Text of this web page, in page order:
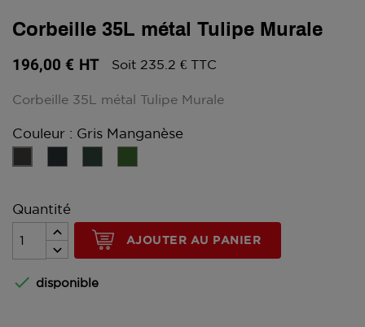
Corbeille 35L métal Tulipe Murale
196,00 € HT Soit 235.2 € TTC
Corbeille 35L métal Tulipe Murale
Couleur : Gris Manganèse
Anthracite
mousseolive
Quantité
AJOUTER AU PANIER
 disponible